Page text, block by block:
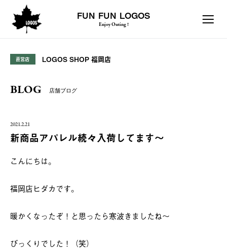
FUN FUN LOGOS
Enjoy Outing !
直営店 LOGOS SHOP 福岡店
BLOG 店舗ブログ
2021.2.21
新商品アパレル続々入荷してます～
こんにちは。
福岡店ヒダカです。
暖かくなったぞ！と思ったら寒波きましたね～
びっくりでした！（笑）